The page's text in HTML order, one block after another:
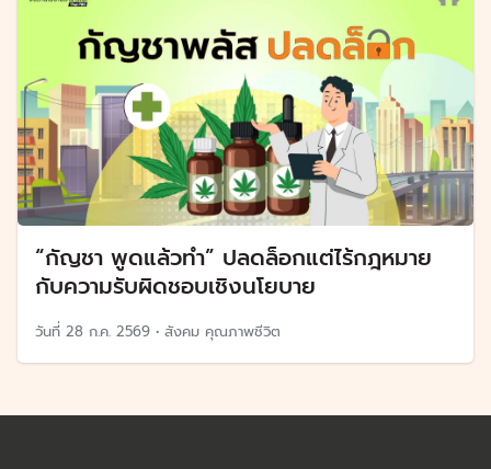
“กัญชา พูดแล้วทำ” ปลดล็อกแต่ไร้กฎหมาย
กับความรับผิดชอบเชิงนโยบาย
วันที่ 28 ก.ค. 2569 • สังคม คุณภาพชีวิต